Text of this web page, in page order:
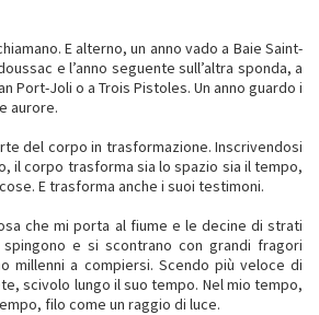
E alterno, un anno vado a Baie Saint-
e l’anno seguente sull’altra sponda, a
Port-Joli o a Trois Pistoles. Un anno guardo i
aurore.
del corpo in trasformazione. Inscrivendosi
il corpo trasforma sia lo spazio sia il tempo,
E trasforma anche i suoi testimoni.
che mi porta al fiume e le decine di strati
e si scontrano con grandi fragori
millenni a compiersi. Scendo più veloce di
scivolo lungo il suo tempo. Nel mio tempo,
filo come un raggio di luce.